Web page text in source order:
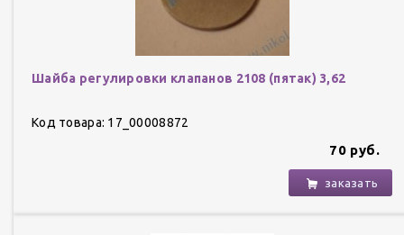
Шайба регулировки клапанов 2108 (пятак) 3,62
Код товара: 17_00008872
70 руб.
заказать